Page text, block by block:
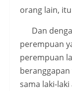
orang lain,
Dan
perempuan
perempuan
sama laki-